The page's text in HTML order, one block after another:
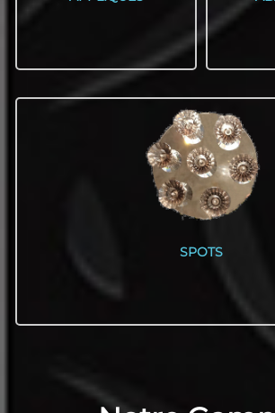
SPOTS